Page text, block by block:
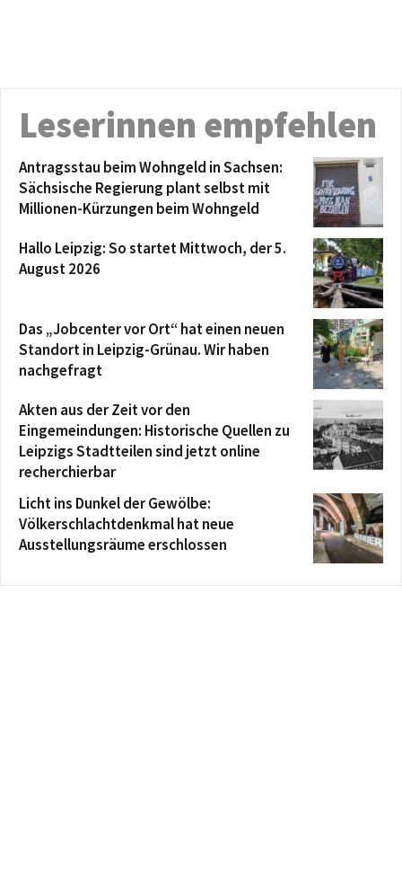
Leserinnen empfehlen
Antragsstau beim Wohngeld in Sachsen:
Sächsische Regierung plant selbst mit
Millionen-Kürzungen beim Wohngeld
Hallo Leipzig: So startet Mittwoch, der 5.
August 2026
Das „Jobcenter vor Ort“ hat einen neuen
Standort in Leipzig-Grünau. Wir haben
nachgefragt
Akten aus der Zeit vor den
Eingemeindungen: Historische Quellen zu
Leipzigs Stadtteilen sind jetzt online
recherchierbar
Licht ins Dunkel der Gewölbe:
Völkerschlachtdenkmal hat neue
Ausstellungsräume erschlossen